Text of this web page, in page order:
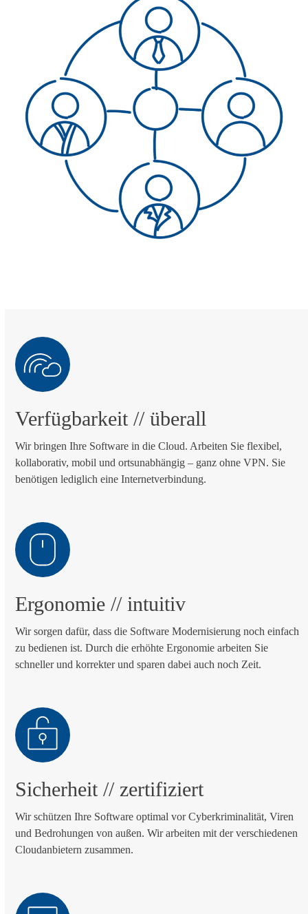
Verfügbarkeit// überall
Wir bringen Ihre Software in die Cloud. Arbeiten Sie flexibel,
kollaborativ, mobil und ortsunabhängig – ganz ohne VPN. Sie
benötigen lediglich eine Internetverbindung.
Ergonomie// intuitiv
Wir sorgen dafür, dass die Software Modernisierung noch einfach
zu bedienen ist. Durch die erhöhte Ergonomie arbeiten Sie
schneller und korrekter und sparen dabei auch noch Zeit.
Sicherheit// zertifiziert
Wir schützen Ihre Software optimal vor Cyberkriminalität, Viren
und Bedrohungen von außen. Wir arbeiten mit der verschiedenen
Cloudanbietern zusammen.